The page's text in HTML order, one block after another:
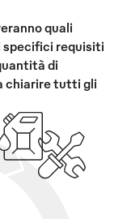
quali
specifici requisiti
di
chiarire tutti gli